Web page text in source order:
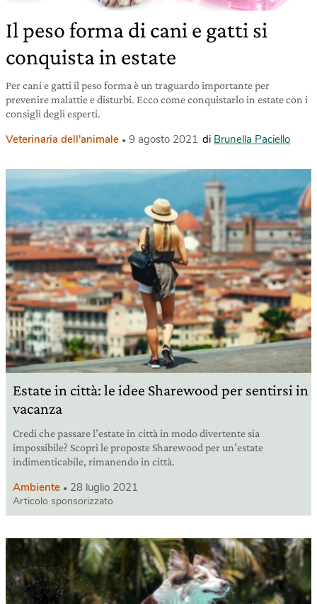
Il peso forma di cani e gatti si
conquista in estate
Per cani e gatti il peso forma è un traguardo importante per
prevenire malattie e disturbi. Ecco come conquistarlo in estate con i
consigli degli esperti.
Veterinaria dell'animale 9 agosto 2021 di Brunella Paciello
Estate in città: le idee Sharewood per sentirsi in
vacanza
Credi che passare l’estate in città in modo divertente sia
impossibile? Scopri le proposte Sharewood per un’estate
indimenticabile, rimanendo in città.
Ambiente 28 luglio 2021
Articolo sponsorizzato